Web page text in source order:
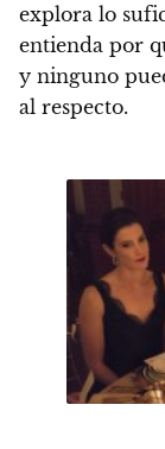
explora lo
entienda por
y ninguno
al respecto.